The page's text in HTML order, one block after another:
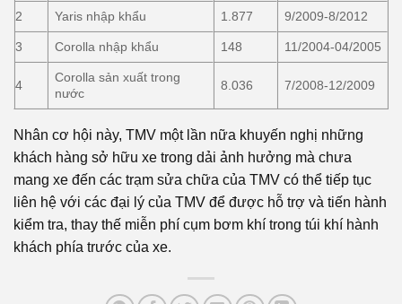
2 Yaris nhập khẩu 1.877 9/2009-8/2012
3 Corolla nhập khẩu 148 11/2004-04/2005
4
Corolla sản xuất trong
nước
8.036 7/2008-12/2009
Nhân cơ hội này, TMV một lần nữa khuyến nghị những
khách hàng sở hữu xe trong dải ảnh hưởng mà chưa
mang xe đến các trạm sửa chữa của TMV có thể tiếp tục
liên hệ với các đại lý của TMV để được hỗ trợ và tiến hành
kiểm tra, thay thế miễn phí cụm bơm khí trong túi khí hành
khách phía trước của xe.